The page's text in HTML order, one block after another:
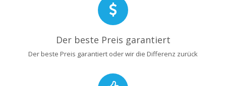
Der beste Preis garantiert
Der beste Preis garantiert oder wir die Differenz zurück